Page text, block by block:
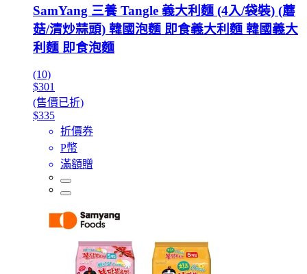
SamYang 三養 Tangle 義大利麵 (4入/袋裝) (蘑
菇/清炒蒜頭) 韓國泡麵 即食義大利麵 韓國義大
利麵 即食泡麵
(10)
$301
(售價已折)
$335
折價券
P幣
滿額贈